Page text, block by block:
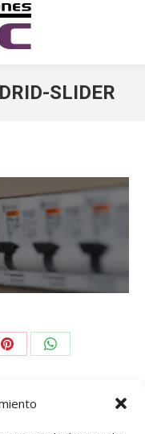
SLIDER
Share
Pinterest
Share